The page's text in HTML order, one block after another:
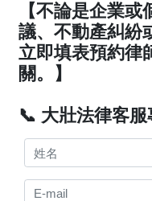
【不論是企業
議、不動產糾紛
立即填表預約律
關。】
📞 大壯法律客服